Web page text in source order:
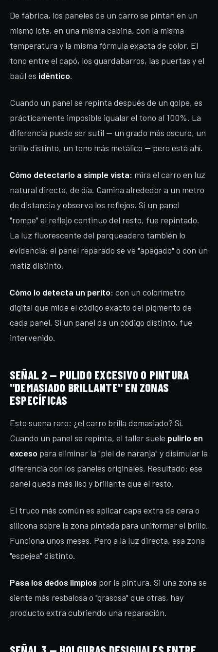
De fábrica, los paneles de un carro se pintan en un
mismo lote, en una misma cabina, con la misma
temperatura y la misma fórmula exacta de color. El
tono entre el capó, los guardabarros, las puertas y el
baúl es idéntico.
Cuando un panel se repinta después de un golpe, es
prácticamente imposible igualar el tono al 100%. La
diferencia puede ser sutil — un grado más oscuro, un
brillo distinto, un tono más metálico — pero está ahí.
Cómo detectarlo a simple vista: mira el carro en luz
natural directa, de día. Camina alrededor a un metro
de distancia y observa los reflejos. Si un panel
"rompe" el reflejo continuo del resto, fue repintado.
La luz fluorescente del parqueadero también lo
evidencia: el panel reparado se ve "apagado" o con un
matiz distinto.
Cómo lo detecta un perito: con un colorímetro
digital que mide el código exacto del pigmento de
cada panel. Si un panel da un código distinto, fue
intervenido.
SEÑAL 2 — PULIDO EXCESIVO O PINTURA
"DEMASIADO BRILLANTE" EN ZONAS
ESPECÍFICAS
Esto suena raro: ¿el carro brilla demasiado? Sí.
Cuando un panel se repinta, el taller suele pulirlo en
exceso para eliminar la "piel de naranja" y disimular la
diferencia con los paneles originales. Resultado: ese
panel queda más liso y brillante que el resto.
El truco más común es aplicar capa extra de cera o
silicona sobre la zona pintada para uniformar el brillo.
Funciona unos meses. Pero a la luz directa, esa zona
"espejea" distinto.
Pasa los dedos limpios por la pintura. Si una zona se
siente más resbalosa o "grasosa" que otras, hay
producto extra cubriendo una reparación.